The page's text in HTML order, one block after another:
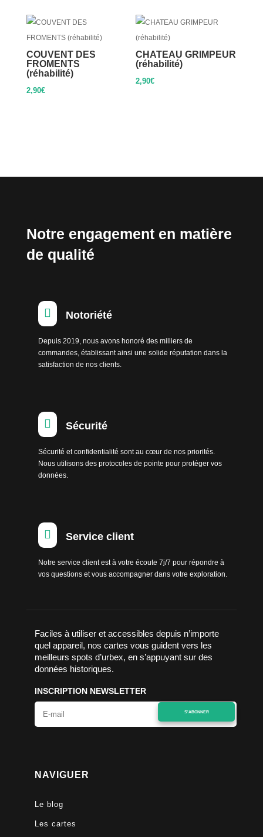
COUVENT DES
FROMENTS
(réhabilité)
2,90€
CHATEAU GRIMPEUR
(réhabilité)
2,90€
Notre engagement en matière
de qualité
 Notoriété
Depuis 2019, nous avons honoré des milliers de
commandes, établissant ainsi une solide réputation dans la
satisfaction de nos clients.
 Sécurité
Sécurité et confidentialité sont au cœur de nos priorités.
Nous utilisons des protocoles de pointe pour protéger vos
données.
 Service client
Notre service client est à votre écoute 7j/7 pour répondre à
vos questions et vous accompagner dans votre exploration.
Faciles à utiliser et accessibles depuis n’importe
quel appareil, nos cartes vous guident vers les
meilleurs spots d’urbex, en s’appuyant sur des
données historiques.
INSCRIPTION NEWSLETTER
S'ABONNER
NAVIGUER
Le blog
Les cartes